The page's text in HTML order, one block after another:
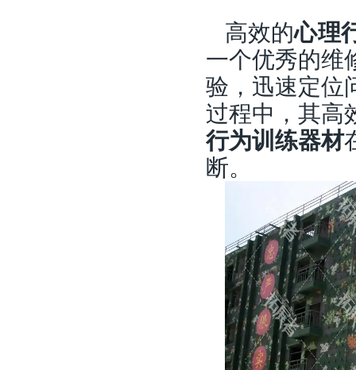
高效的心理
一个优秀的维
验，迅速定位
过程中，其高
行为训练器材
断。